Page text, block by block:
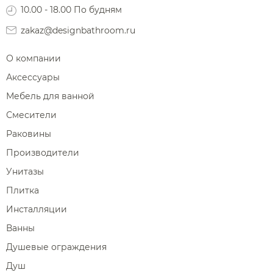
производителю
О нас
Доставка
Ароматические диффузоры
Поручни
Комплектующие для мебели
Комплектующие для смесителей
Шланговые подключения для душа
Переключатели потоков для душа
10.00 - 18.00 По будням
zakaz@designbathroom.ru
О компании
Аксессуары
Мебель для ванной
Смесители
Раковины
Производители
Унитазы
Плитка
Инсталляции
Ванны
Душевые ограждения
Душ